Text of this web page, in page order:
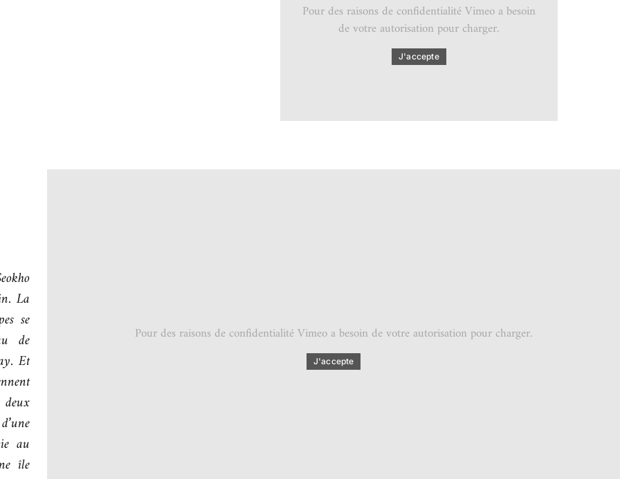
Pour des raisons de confidentialité Vimeo a besoin
de votre autorisation pour charger.
J'accepte
La
se
de
Et
au
île
Pour des raisons de confidentialité Vimeo a besoin de votre autorisation pour charger.
J'accepte